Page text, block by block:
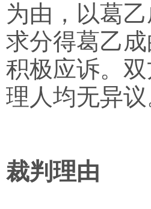
为由，以葛
求分得葛乙
积极应诉。
理人均无异
裁判理由